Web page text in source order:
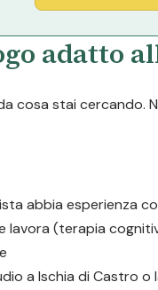
adatto
cosa stai cercando.
abbia esperienza
lavora (terapia
a Ischia di Castro o